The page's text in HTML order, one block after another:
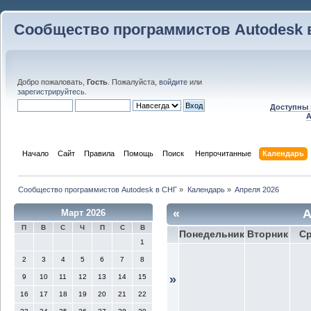
Сообщество программистов Autodesk
Добро пожаловать, Гость . Пожалуйста, войдите или
зарегистрируйтесь
Доступны
Начало Сайт Правила Помощь Поиск Непрочитанные Календарь
Сообщество программистов Autodesk в СНГ » Календарь» Апреля 2026
Март 2026
П В С Ч П С
В
1
2 3 4 5 6 7 8
9 10 11 12 13 14 15
16 17 18 19 20 21 22
«
Понедельник Вторник
»